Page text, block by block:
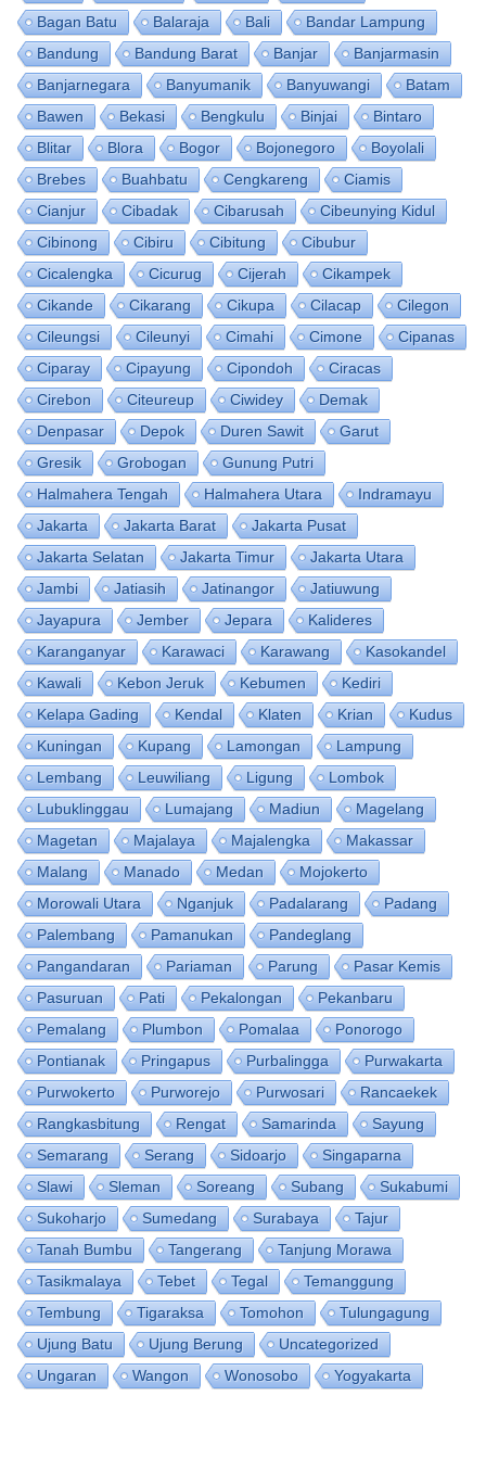
Bagan Batu
Balaraja Bali
Bandar Lampung
Bandung
Bandung Barat Banjar
Banjarmasin
Banjarnegara
Banyumanik Banyuwangi
Batam
Bawen
Bekasi Bengkulu Binjai
Bintaro
Blitar
Blora Bogor Bojonegoro
Boyolali
Brebes
Buahbatu Cengkareng
Ciamis
Cianjur
Cibadak Cibarusah
Cibeunying Kidul
Cibinong
Cibiru Cibitung
Cibubur
Cicalengka
Cicurug Cijerah
Cikampek
Cikande
Cikarang Cikupa Cilacap
Cilegon
Cileungsi
Cileunyi Cimahi Cimone
Cipanas
Ciparay
Cipayung Cipondoh
Ciracas
Cirebon
Citeureup Ciwidey
Demak
Denpasar
Depok Duren Sawit
Garut
Gresik
Grobogan
Gunung Putri
Halmahera Tengah
Halmahera Utara
Indramayu
Jakarta
Jakarta Barat
Jakarta Pusat
Jakarta Selatan
Jakarta Timur
Jakarta Utara
Jambi
Jatiasih Jatinangor
Jatiuwung
Jayapura
Jember Jepara
Kalideres
Karanganyar
Karawaci Karawang
Kasokandel
Kawali
Kebon Jeruk Kebumen
Kediri
Kelapa Gading
Kendal Klaten Krian
Kudus
Kuningan
Kupang Lamongan
Lampung
Lembang
Leuwiliang Ligung
Lombok
Lubuklinggau
Lumajang Madiun
Magelang
Magetan
Majalaya Majalengka
Makassar
Malang
Manado Medan
Mojokerto
Morowali Utara
Nganjuk Padalarang
Padang
Palembang
Pamanukan
Pandeglang
Pangandaran
Pariaman Parung
Pasar Kemis
Pasuruan
Pati Pekalongan
Pekanbaru
Pemalang
Plumbon Pomalaa
Ponorogo
Pontianak
Pringapus Purbalingga
Purwakarta
Purwokerto
Purworejo Purwosari
Rancaekek
Rangkasbitung
Rengat Samarinda
Sayung
Semarang
Serang Sidoarjo
Singaparna
Slawi
Sleman Soreang Subang
Sukabumi
Sukoharjo
Sumedang Surabaya
Tajur
Tanah Bumbu
Tangerang
Tanjung Morawa
Tasikmalaya
Tebet Tegal
Temanggung
Tembung
Tigaraksa Tomohon
Tulungagung
Ujung Batu
Ujung Berung
Uncategorized
Ungaran
Wangon Wonosobo Yogyakarta